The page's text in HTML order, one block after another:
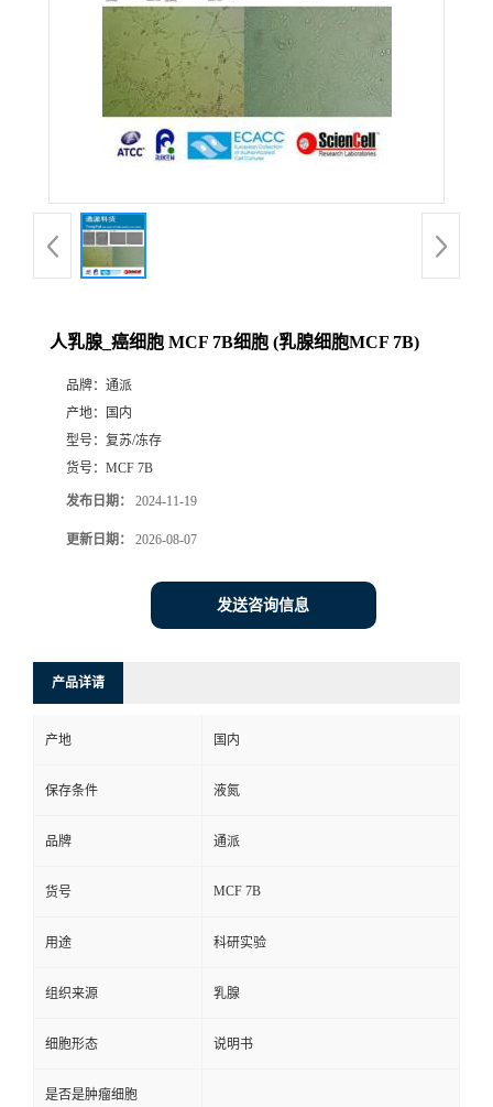
人乳腺_癌细胞 MCF 7B细胞 (乳腺细胞MCF 7B)
品牌： 通派
产地：
国内
型号： 复苏/冻存
货号： MCF 7B
发布日期： 2024-11-19
更新日期： 2026-08-07
发送咨询信息
产品详请
产地 国内
保存条件 液氮
品牌 通派
货号 MCF 7B
用途 科研实验
组织来源 乳腺
细胞形态 说明书
是否是肿瘤细胞